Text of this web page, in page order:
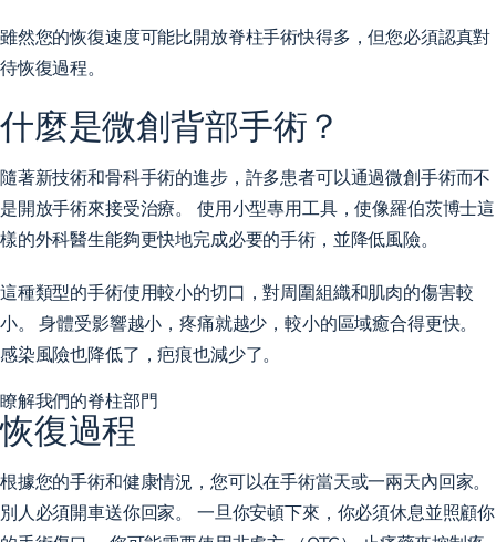
雖然您的恢復速度可能比開放脊柱手術快得多，但您必須認真對
待恢復過程。
什麼是微創背部手術？
隨著新技術和骨科手術的進步，許多患者可以通過微創手術而不
是開放手術來接受治療。 使用小型專用工具，使像羅伯茨博士這
樣的外科醫生能夠更快地完成必要的手術，並降低風險。
這種類型的手術使用較小的切口，對周圍組織和肌肉的傷害較
小。 身體受影響越小，疼痛就越少，較小的區域癒合得更快。
感染風險也降低了，疤痕也減少了。
瞭解我們的脊柱部門
恢復過程
根據您的手術和健康情況，您可以在手術當天或一兩天內回家。
別人必須開車送你回家。 一旦你安頓下來，你必須休息並照顧你